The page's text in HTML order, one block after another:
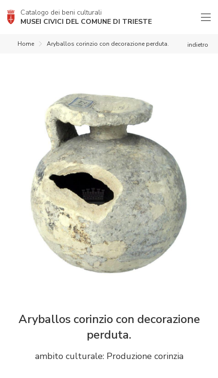
Catalogo dei beni culturali
MUSEI CIVICI DEL COMUNE DI TRIESTE
indietro
Home Aryballos corinzio con decorazione perduta.
Aryballos corinzio con decorazione
perduta.
ambito culturale: Produzione corinzia